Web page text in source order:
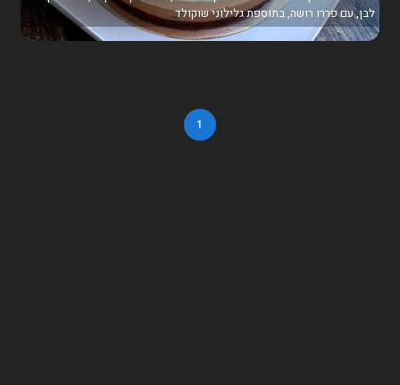
לבן, עם פררו רושה, בתוספת גלילוני שוקולד
1